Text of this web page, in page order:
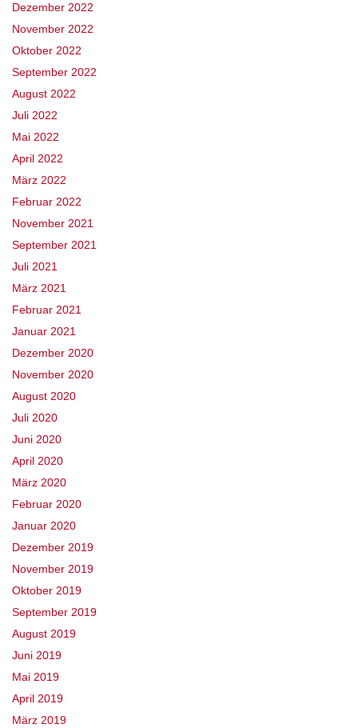
Dezember 2022
November 2022
Oktober 2022
September 2022
August 2022
Juli 2022
Mai 2022
April 2022
März 2022
Februar 2022
November 2021
September 2021
Juli 2021
März 2021
Februar 2021
Januar 2021
Dezember 2020
November 2020
August 2020
Juli 2020
Juni 2020
April 2020
März 2020
Februar 2020
Januar 2020
Dezember 2019
November 2019
Oktober 2019
September 2019
August 2019
Juni 2019
Mai 2019
April 2019
März 2019